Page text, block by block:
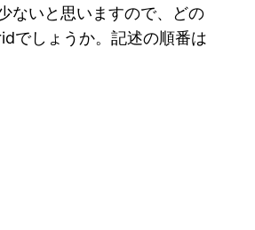
ないと思いますので、どの
でしょうか。記述の順番は